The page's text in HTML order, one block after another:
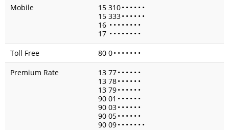
Mobile
15 310• • • • • •
15 333• • • • • •
16 • • • • • • • •
17 • • • • • • • •
Toll Free
80 0• • • • • • •
Premium Rate
13 77• • • • • •
13 78• • • • • •
13 79• • • • • •
90 01 • • • • • •
90 03• • • • • •
90 05• • • • • •
90 09• • • • • • •